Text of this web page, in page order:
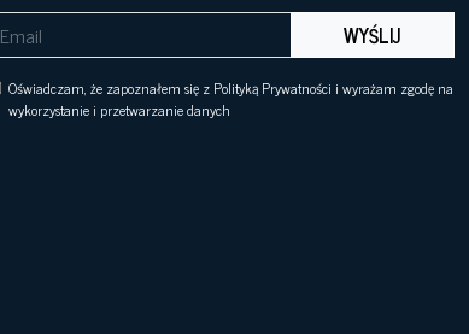
WYŚLIJ
Oświadczam, że zapoznałem się z Polityką Prywatności i wyrażam zgodę na
wykorzystanie i przetwarzanie danych